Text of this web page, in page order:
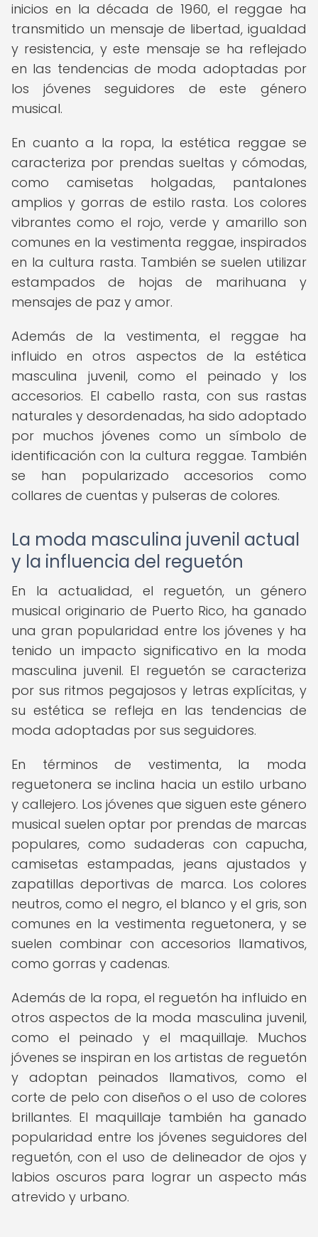
inicios en la década de 1960, el reggae ha
transmitido un mensaje de libertad, igualdad
y resistencia, y este mensaje se ha reflejado
en las tendencias de moda adoptadas por
los jóvenes seguidores de este género
musical.
En cuanto a la ropa, la estética reggae se
caracteriza por prendas sueltas y cómodas,
como camisetas holgadas, pantalones
amplios y gorras de estilo rasta. Los colores
vibrantes como el rojo, verde y amarillo son
comunes en la vestimenta reggae, inspirados
en la cultura rasta. También se suelen utilizar
estampados de hojas de marihuana y
mensajes de paz y amor.
Además de la vestimenta, el reggae ha
influido en otros aspectos de la estética
masculina juvenil, como el peinado y los
accesorios. El cabello rasta, con sus rastas
naturales y desordenadas, ha sido adoptado
por muchos jóvenes como un símbolo de
identificación con la cultura reggae. También
se han popularizado accesorios como
collares de cuentas y pulseras de colores.
La moda masculina juvenil actual
y la influencia del reguetón
En la actualidad, el reguetón, un género
musical originario de Puerto Rico, ha ganado
una gran popularidad entre los jóvenes y ha
tenido un impacto significativo en la moda
masculina juvenil. El reguetón se caracteriza
por sus ritmos pegajosos y letras explícitas, y
su estética se refleja en las tendencias de
moda adoptadas por sus seguidores.
En términos de vestimenta, la moda
reguetonera se inclina hacia un estilo urbano
y callejero. Los jóvenes que siguen este género
musical suelen optar por prendas de marcas
populares, como sudaderas con capucha,
camisetas estampadas, jeans ajustados y
zapatillas deportivas de marca. Los colores
neutros, como el negro, el blanco y el gris, son
comunes en la vestimenta reguetonera, y se
suelen combinar con accesorios llamativos,
como gorras y cadenas.
Además de la ropa, el reguetón ha influido en
otros aspectos de la moda masculina juvenil,
como el peinado y el maquillaje. Muchos
jóvenes se inspiran en los artistas de reguetón
y adoptan peinados llamativos, como el
corte de pelo con diseños o el uso de colores
brillantes. El maquillaje también ha ganado
popularidad entre los jóvenes seguidores del
reguetón, con el uso de delineador de ojos y
labios oscuros para lograr un aspecto más
atrevido y urbano.